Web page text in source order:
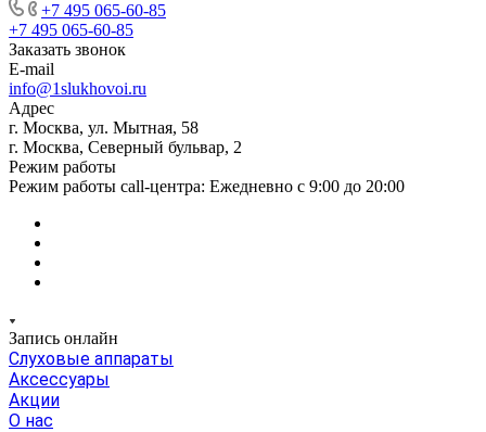
+7 495 065-60-85
+7 495 065-60-85
Заказать звонок
E-mail
info@1slukhovoi.ru
Адрес
г. Москва, ул. Мытная, 58
г. Москва, Северный бульвар, 2
Режим работы
Режим работы call-центра: Ежедневно с 9:00 до 20:00
Запись онлайн
Слуховые аппараты
Аксессуары
Акции
О нас